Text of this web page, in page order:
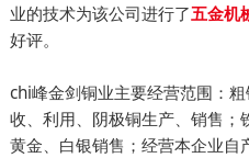
业的技术为该公司进行了五金机
好评。
chi峰金剑铜业主要经营范围：
收、利用、阴极铜生产、销售；
黄金、白银销售；经营本企业自